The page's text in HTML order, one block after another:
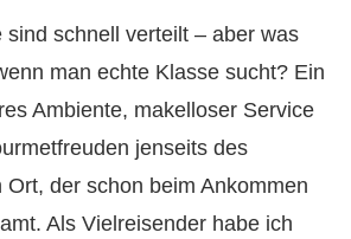
sind schnell verteilt – aber was
man echte Klasse sucht? Ein
Ambiente, makelloser Service
jenseits des
Ort, der schon beim Ankommen
Als Vielreisender habe ich